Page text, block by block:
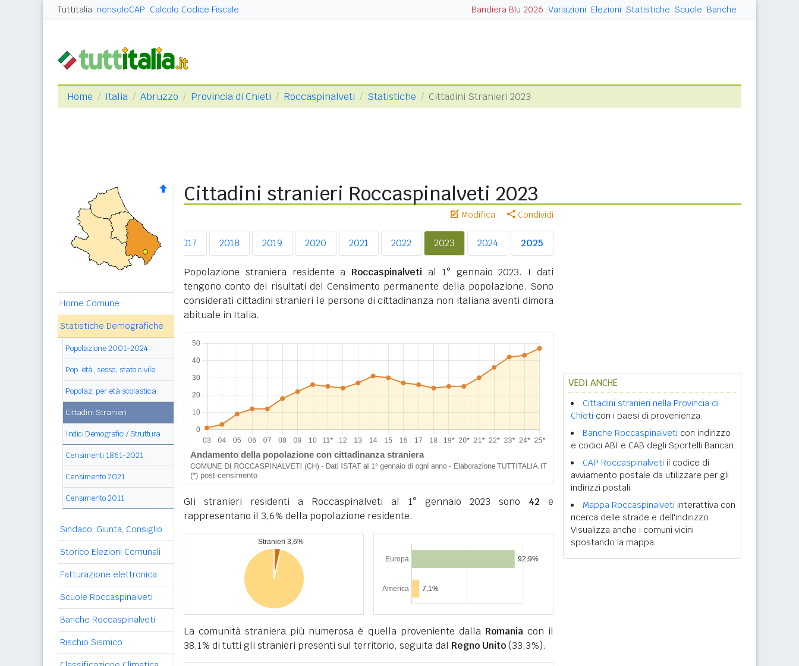
Tuttitalia nonsoloCAP Calcolo Codice Fiscale Bandiera Blu 2026 Variazioni Elezioni Statistiche Scuole Banche
Home Italia Abruzzo Provincia di Chieti Roccaspinalveti Statistiche Cittadini Stranieri 2023
Home Comune
Statistiche Demografiche
Popolazione 2001-2024
Pop. età, sesso, stato civile
Popolaz. per età scolastica
Cittadini Stranieri
Indici Demografici / Struttura
Censimenti 1861-2021
Censimento 2021
Censimento 2011
Sindaco, Giunta, Consiglio
Storico Elezioni Comunali
Fatturazione elettronica
Scuole Roccaspinalveti
Banche Roccaspinalveti
Rischio Sismico
Cittadini stranieri Roccaspinalveti 2023
Modifica Condividi
2015 2017 2018 2019 2020 2021 2022 2023 2024 2025
Popolazione straniera residente a Roccaspinalveti al 1° gennaio 2023. I dati
tengono conto dei risultati del Censimento permanente della popolazione. Sono
considerati cittadini stranieri le persone di cittadinanza non italiana aventi dimora
abituale in Italia.
Gli stranieri residenti a Roccaspinalveti al 1° gennaio 2023 sono 42 e
rappresentano il 3,6% della popolazione residente.
La comunità straniera più numerosa è quella proveniente dalla Romaniacon il
38,1% di tutti gli stranieri presenti sul territorio, seguita dal Regno Unito(33,3%).
VEDI ANCHE
Cittadini stranieri nella Provincia di
Chieti con i paesi di provenienza.
Banche Roccaspinalveti con indirizzo
e codici ABI e CAB degli Sportelli Bancari.
CAP Roccaspinalveti il codice di
avviamento postale da utilizzare per gli
indirizzi postali.
Mappa Roccaspinalveti interattiva con
ricerca delle strade e dell'indirizzo.
Visualizza anche i comuni vicini
spostando la mappa.